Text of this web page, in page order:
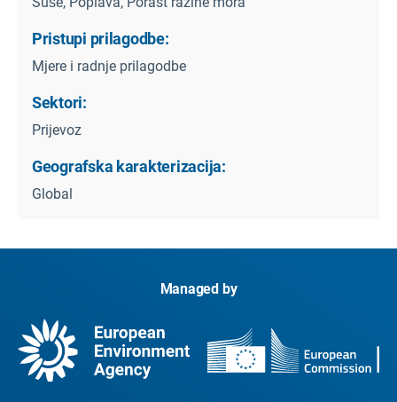
Pristupi prilagodbe:
Mjere i radnje prilagodbe
Sektori:
Prijevoz
Geografska karakterizacija:
Global
Managed by